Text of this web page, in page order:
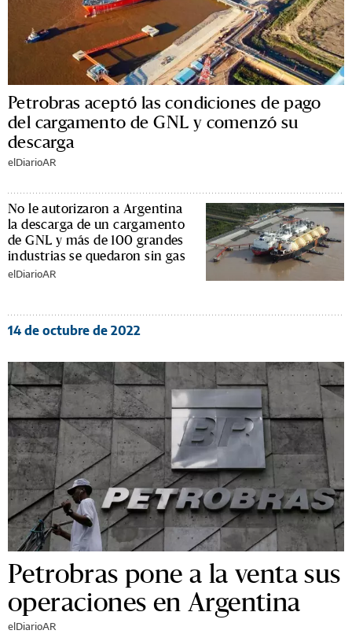
Petrobras aceptó las condiciones de pago
del cargamento de GNL y comenzó su
descarga
elDiarioAR
No le autorizaron a Argentina
la descarga de un cargamento
de GNL y más de 100 grandes
industrias se quedaron sin gas
elDiarioAR
14 de octubre de 2022
Petrobras pone a la venta sus
operaciones en Argentina
elDiarioAR